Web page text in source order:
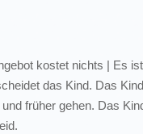
kostet nichts | Es
das Kind. Das
früher gehen. Das